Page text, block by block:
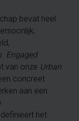
bevat heel
Engaged
van onze Urban
concreet
aan een
het